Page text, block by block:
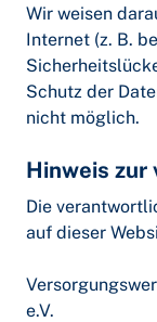
Wir weisen
Internet (z. B.
Schutz der
nicht möglich.
Hinweis
Die
auf dieser
e.V.